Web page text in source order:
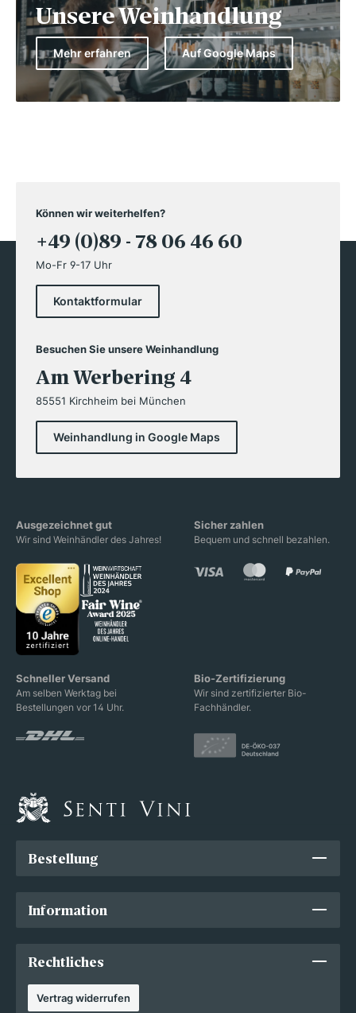
Unsere Weinhandlung
Mehr erfahren Auf Google Maps
Können wir weiterhelfen?
+49 (0)89 - 78 06 46 60
Mo-Fr 9-17 Uhr
Kontaktformular
Besuchen Sie unsere Weinhandlung
Am Werbering 4
85551 Kirchheim bei München
Weinhandlung in Google Maps
Ausgezeichnet gut
Wir sind Weinhändler des Jahres!
Sicher zahlen
Bequem und schnell bezahlen.
Schneller Versand
Am selben Werktag bei
Bestellungen vor 14 Uhr.
Bio-Zertifizierung
Wir sind zertifizierter Bio-
Fachhändler.
Bestellung
Information
Rechtliches
Vertrag widerrufen